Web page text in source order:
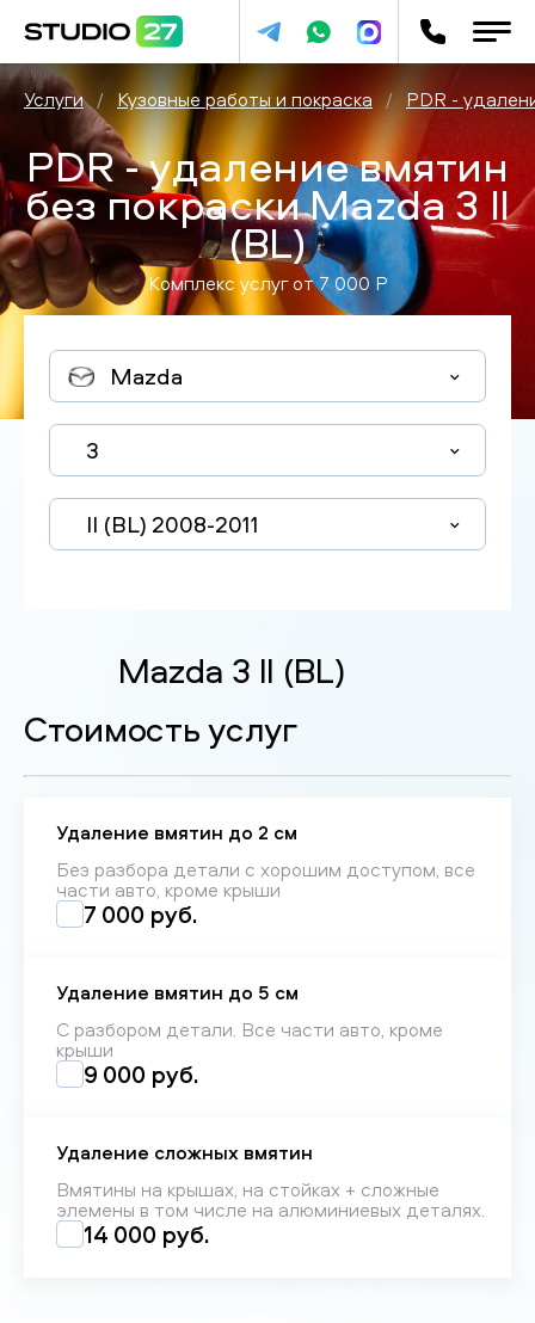
Услуги / Кузовные работы и покраска / PDR -
PDR - удаление вмятин
без покраски Mazda 3 II
(BL)
Комплекс услуг от7 000 P
Mazda
3
II (BL) 2008-2011
Mazda 3 II (BL)
Стоимость услуг
Удаление вмятин до 2 см
Без разбора детали с хорошим доступом, все
части авто, кроме крыши
7 000 руб.
Удаление вмятин до 5 см
С разбором детали. Все части авто, кроме
крыши
9 000 руб.
Удаление сложных вмятин
Вмятины на крышах, на стойках + сложные
элемены в том числе на алюминиевых деталях.
14 000 руб.